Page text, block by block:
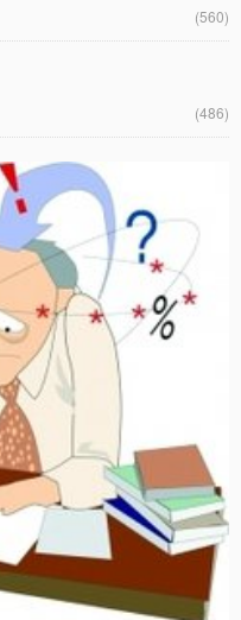
(560)
(486)